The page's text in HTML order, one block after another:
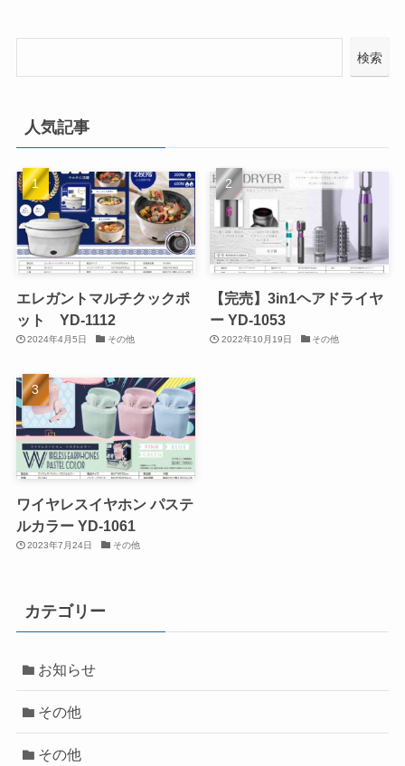
検索
人気記事
エレガントマルチクックポ
ット YD-1112
2024年4月5日 その他
【完売】3in1ヘアドライヤ
ー YD-1053
2022年10月19日 その他
ワイヤレスイヤホン パステ
ルカラー YD-1061
2023年7月24日 その他
カテゴリー
お知らせ
その他
その他